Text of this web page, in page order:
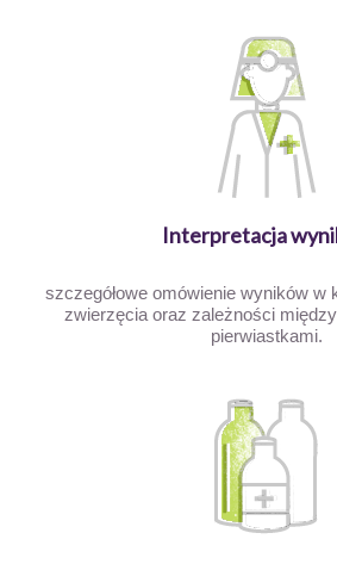
Interpretacja
szczegółowe omówienie wyników w
zwierzęcia oraz zależności
pierwiastkami.